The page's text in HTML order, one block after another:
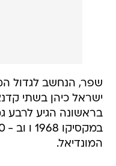
שפר, הנחשב לגדול
ישראל כיהן בשתי
בראשונה הגיע לרבע
המונדיאל.